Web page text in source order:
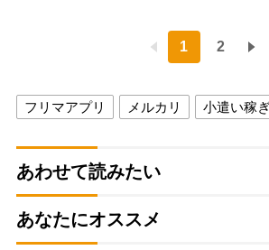
1 2
フリマアプリ メルカリ 小遣い稼
あわせて読みたい
あなたにオススメ